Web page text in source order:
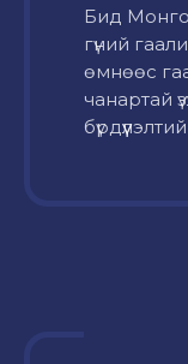
Бид
гүний
өмнөөс
чанартай